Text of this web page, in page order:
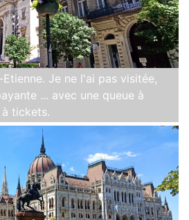
Je ne l'ai pas visitée,
... avec une queue à
tickets.